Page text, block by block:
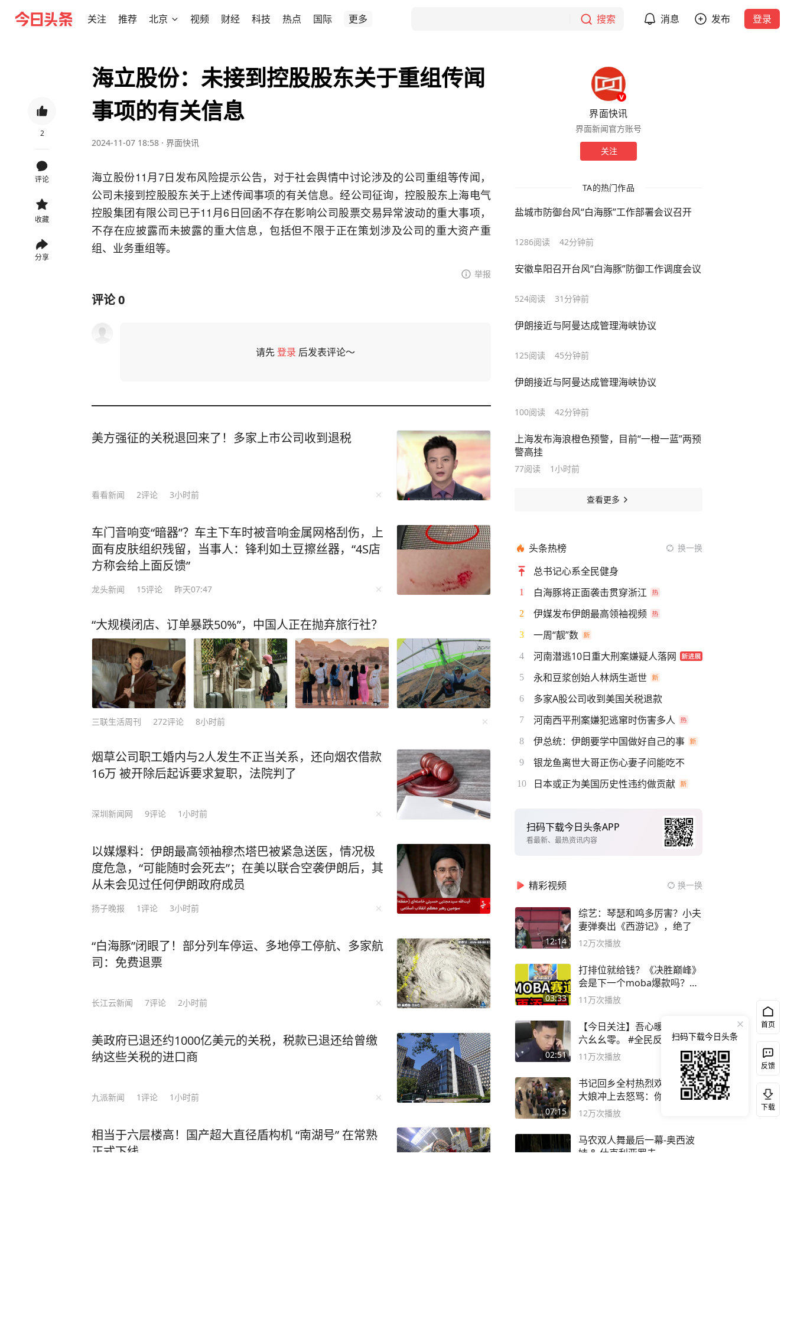
关注 推荐 北京 视频 财经 科技 热点 国际 更多 搜索 消息 发布 登录
2
评论
收藏
分享
海立股份：未接到控股股东关于重组传闻
事项的有关信息
2024-11-07 18:58 · 界面快讯
海立股份11月7日发布风险提示公告，对于社会舆情中讨论涉及的公司重组等传闻，
公司未接到控股股东关于上述传闻事项的有关信息。经公司征询，控股股东上海电气
控股集团有限公司已于11月6日回函不存在影响公司股票交易异常波动的重大事项，
不存在应披露而未披露的重大信息，包括但不限于正在策划涉及公司的重大资产重
组、业务重组等。
举报
评论0
请先登录 后发表评论～
美方强征的关税退回来了！多家上市公司收到退税
看看新闻 2评论 3小时前
车门音响变“暗器”？车主下车时被音响金属网格刮伤，上
面有皮肤组织残留，当事人：锋利如土豆擦丝器，“4S店
方称会给上面反馈”
龙头新闻 15评论 昨天07:47
“大规模闭店、订单暴跌50%”，中国人正在抛弃旅行社？
三联生活周刊 272评论 8小时前
烟草公司职工婚内与2人发生不正当关系，还向烟农借款
16万 被开除后起诉要求复职，法院判了
深圳新闻网 9评论 1小时前
以媒爆料：伊朗最高领袖穆杰塔巴被紧急送医，情况极
度危急，“可能随时会死去”；在美以联合空袭伊朗后，其
从未会见过任何伊朗政府成员
扬子晚报 1评论 3小时前
“白海豚”闭眼了！部分列车停运、多地停工停航、多家航
司：免费退票
长江云新闻 7评论 2小时前
美政府已退还约1000亿美元的关税，税款已退还给曾缴
纳这些关税的进口商
九派新闻 1评论 1小时前
相当于六层楼高！国产超大直径盾构机 “南湖号” 在常熟
正式下线
界面快讯
界面新闻官方账号
关注
TA的热门作品
盐城市防御台风“白海豚”工作部署会议召开
1286阅读 42分钟前
安徽阜阳召开台风“白海豚”防御工作调度会议
524阅读 31分钟前
伊朗接近与阿曼达成管理海峡协议
125阅读 45分钟前
伊朗接近与阿曼达成管理海峡协议
100阅读 42分钟前
上海发布海浪橙色预警，目前“一橙一蓝”两预
警高挂
77阅读 1小时前
查看更多
头条热榜 换一换
总书记心系全民健身
1 白海豚将正面袭击贯穿浙江
2 伊媒发布伊朗最高领袖视频
3 一周“靓”数
4 河南潜逃10日重大刑案嫌疑人落网
5 永和豆浆创始人林炳生逝世
6 多家A股公司收到美国关税退款
7 河南西平刑案嫌犯逃窜时伤害多人
8 伊总统：伊朗要学中国做好自己的事
9 银龙鱼离世大哥正伤心妻子问能吃不
10 日本或正为美国历史性违约做贡献
扫码下载今日头条APP
看最新、最热资讯内容
精彩视频 换一换
12:14
综艺：琴瑟和鸣多厉害？小夫
妻弹奏出《西游记》，绝了
12万次播放
03:33
打排位就给钱？《决胜巅峰》
会是下一个moba爆款吗？#
决胜巅峰
11万次播放
02:51
【今日关注】吾心暖民心，九
六幺幺零。 #全民反诈进行时
11万次播放
07:15
书记回乡全村热烈欢迎！谁知
大娘冲上去怒骂：你害死我儿
子
12万次播放
马农双人舞最后一幕-奥西波
娃 & 什克利亚罗夫
首页
反馈
下载
扫码下载今日头条